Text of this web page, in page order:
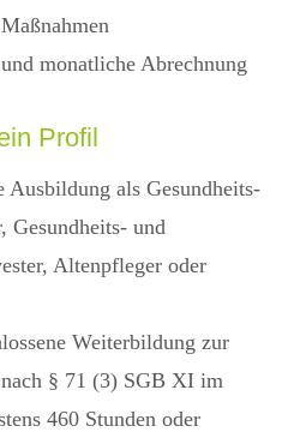
monatliche Abrechnung
Profil
Ausbildung als Gesundheits-
Gesundheits- und
Altenpfleger oder
Weiterbildung zur
§ 71 (3) SGB XI im
460 Stunden oder